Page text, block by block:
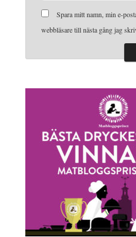
Spara mitt namn, min e-
webbläsare till nästa gång jag